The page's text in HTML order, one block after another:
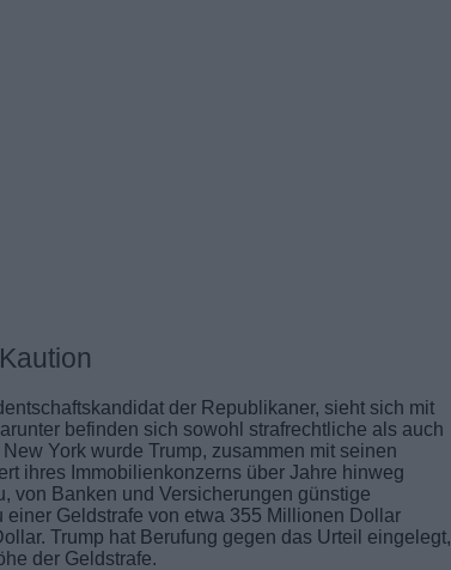
der Republikaner, sieht sich mit
befinden sich sowohl strafrechtliche als auch
York wurde Trump, zusammen mit seinen
ihres Immobilienkonzerns über Jahre hinweg
von Banken und Versicherungen günstige
Geldstrafe von etwa 355 Millionen Dollar
Trump hat Berufung gegen das Urteil eingelegt,
der Geldstrafe.